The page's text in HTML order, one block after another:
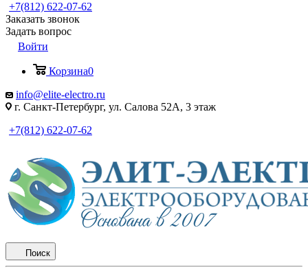
+7(812) 622-07-62
Заказать звонок
Задать вопрос
Войти
Корзина0
info@elite-electro.ru
г. Санкт-Петербург, ул. Салова 52А, 3 этаж
+7(812) 622-07-62
Поиск